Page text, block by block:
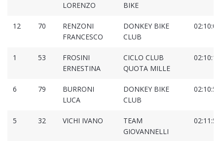
LORENZO
BIKE
12 70
RENZONI
FRANCESCO
DONKEY BIKE
CLUB
1 53
FROSINI
ERNESTINA
CICLO CLUB
QUOTA MILLE
6 79
BURRONI
LUCA
DONKEY BIKE
CLUB
5 32 VICHI IVANO
TEAM
GIOVANNELLI